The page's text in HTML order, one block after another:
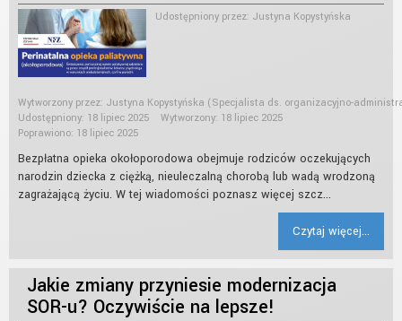
Udostępniony przez: Justyna Kopystyńska
Wytworzony przez: Justyna Kopystyńska (Specjalista ds. organizacyjno-
Udostępniony: 18 lipiec 2025
Wytworzony: 18 lipiec 2025
Poprawiono: 18 lipiec 2025
Bezpłatna opieka okołoporodowa obejmuje rodziców oczekujących
narodzin dziecka z ciężką, nieuleczalną chorobą lub wadą wrodzoną
zagrażającą życiu. W tej wiadomości poznasz więcej szcz...
Czytaj więcej...
Jakie zmiany przyniesie modernizacja
SOR-u? Oczywiście na lepsze!